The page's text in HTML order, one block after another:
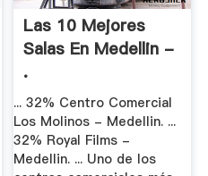
Las 10 Mejores
Salas En Medellin -
.
... 32% Centro Comercial
Los Molinos - Medellin. ...
32% Royal Films -
Medellin. ... Uno de los